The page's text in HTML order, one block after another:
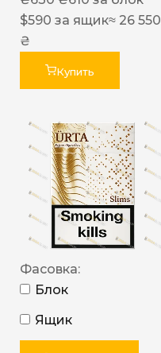
$590 за ящик≈ 26 550
₴
Купить
Фасовка:
Блок
Ящик